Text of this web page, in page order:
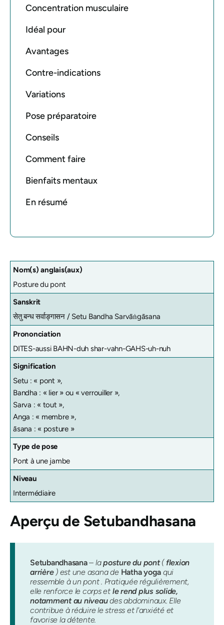
Concentration musculaire
Idéal pour
Avantages
Contre-indications
Variations
Pose préparatoire
Conseils
Comment faire
Bienfaits mentaux
En résumé
Nom(s) anglais(aux)
Posture du pont
Sanskrit
सेतु बन्ध सर्वाङ्गासन / Setu Bandha Sarvāṅgāsana
Prononciation
DITES-aussi BAHN-duh shar-vahn-GAHS-uh-nuh
Signification
Setu : « pont »,
Bandha : « lier » ou « verrouiller »,
Sarva : « tout »,
Anga : « membre »,
āsana : « posture »
Type de pose
Pont à une jambe
Niveau
Intermédiaire
Aperçu de Setubandhasana
Setubandhasana– laposture du pont( flexion
arrière) est une asana de Hatha yoga qui
ressemble à un pont . Pratiquée régulièrement,
elle renforce le corps et le rend plus solide,
notamment au niveaudes abdominaux. Elle
contribue à réduire le stress et l'anxiété et
favorise la détente.